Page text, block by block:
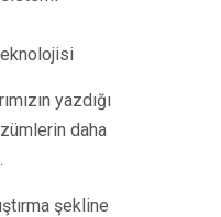
yazdığı
daha
şekline